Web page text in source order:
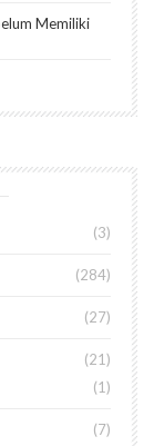
Memiliki
3
284
27
21
1
7